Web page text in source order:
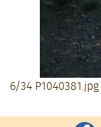
6/34 P1040381.jpg